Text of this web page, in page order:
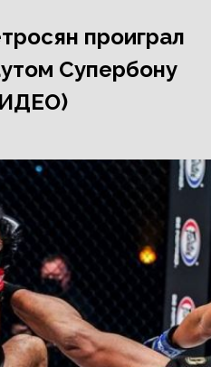
проиграл
Супербону